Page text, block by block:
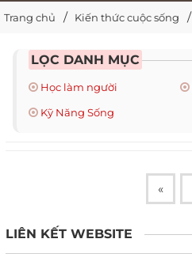
Trang chủ Kiến thức cuộc sống
LỌC DANH MỤC
Học làm người
Kỹ Năng Sống
«
LIÊN KẾT WEBSITE